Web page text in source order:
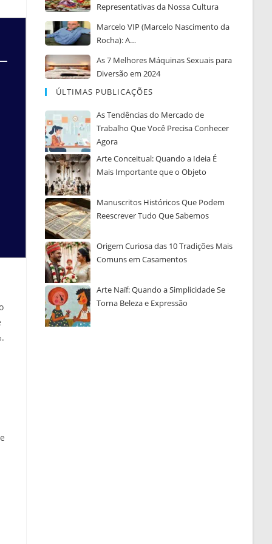
Representativas da Nossa Cultura
Marcelo VIP (Marcelo Nascimento da
Rocha): A…
As 7 Melhores Máquinas Sexuais para
Diversão em 2024
ÚLTIMAS PUBLICAÇÕES
As Tendências do Mercado de
Trabalho Que Você Precisa Conhecer
Agora
Arte Conceitual: Quando a Ideia É
Mais Importante que o Objeto
Manuscritos Históricos Que Podem
Reescrever Tudo Que Sabemos
Origem Curiosa das 10 Tradições Mais
Comuns em Casamentos
Arte Naïf: Quando a Simplicidade Se
Torna Beleza e Expressão